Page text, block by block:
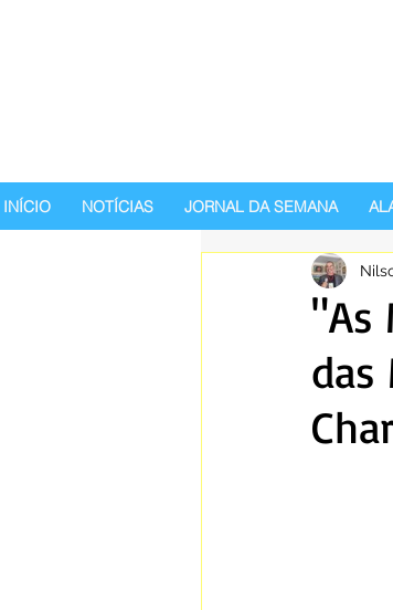
INÍCIO NOTÍCIAS JORNAL DA SEMANA
"As
das